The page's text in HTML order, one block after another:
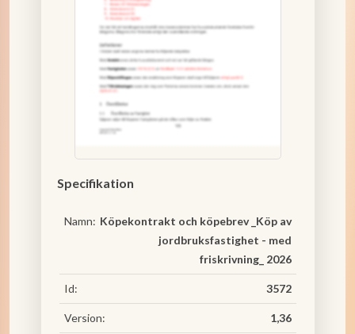
Specifikation
Namn: Köpekontrakt och köpebrev _Köp av
jordbruksfastighet - med
friskrivning_ 2026
Id: 3572
Version: 1,36